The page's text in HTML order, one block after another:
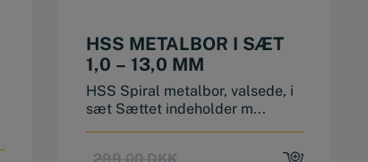
HSS METALBOR I SÆT
1,0 – 13,0 MM
HSS Spiral metalbor, valsede, i
sæt Sættet indeholder m...
Original
Current